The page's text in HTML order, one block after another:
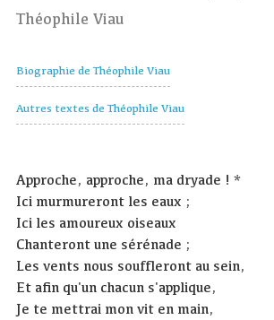
Théophile Viau
Biographie de Théophile Viau
Autres textes de Théophile Viau
Approche, approche, ma dryade ! *
Ici murmureront les eaux ;
Ici les amoureux oiseaux
Chanteront une sérénade ;
Les vents nous souffleront au sein,
Et afin qu'un chacun s'applique,
Je te mettrai mon vit en main,